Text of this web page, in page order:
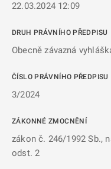
22.03.2024 12:09
DRUH PRÁVNÍHO PŘEDPISU
Obecně závazná
ČÍSLO PRÁVNÍHO PŘEDPISU
3/2024
ZÁKONNÉ ZMOCNĚNÍ
zákon č. 246/1992 Sb.,
odst. 2